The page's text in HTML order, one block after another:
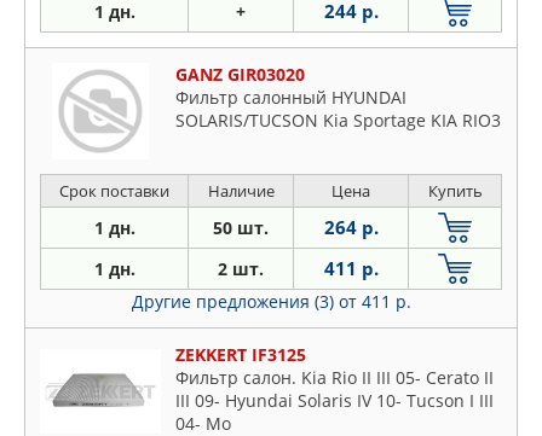
1 дн. + 244 р.
GANZ GIR03020
Фильтр салонный HYUNDAI
SOLARIS/TUCSON Kia Sportage KIA RIO3
Срок поставки Наличие Цена Купить
1 дн. 50 шт. 264 р.
1 дн. 2 шт. 411 р.
Другие предложения (3) от 411 р.
ZEKKERT IF3125
Фильтр салон. Kia Rio II III 05- Cerato II
III 09- Hyundai Solaris IV 10- Tucson I III
04- Mo